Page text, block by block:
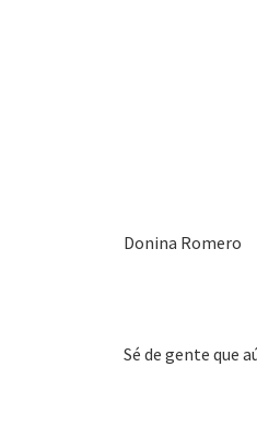
Donina Romero
Sé de gente que